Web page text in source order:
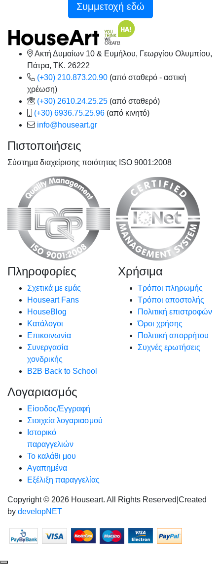
Συμμετοχή εδώ
Ακτή Δυμαίων 10 & Ευμήλου, Γεωργίου Ολυμπίου,
Πάτρα, TK. 26222
(+30) 210.873.20.90 (από σταθερό - αστική
χρέωση)
(+30) 2610.24.25.25 (από σταθερό)
(+30) 6936.75.25.96 (από κινητό)
info@houseart.gr
Πιστοποιήσεις
Σύστημα διαχείρισης ποιότητας ISO 9001:2008
Πληροφορίες
Σχετικά με εμάς
Houseart Fans
HouseBlog
Κατάλογοι
Επικοινωνία
Συνεργασία
χονδρικής
B2B Back to School
Χρήσιμα
Τρόποι πληρωμής
Τρόποι αποστολής
Πολιτική επιστροφών
Όροι χρήσης
Πολιτική απορρήτου
Συχνές ερωτήσεις
Λογαριασμός
Είσοδος/Εγγραφή
Στοιχεία λογαριασμού
Ιστορικό
παραγγελιών
Το καλάθι μου
Αγαπημένα
Εξέλιξη παραγγελίας
Copyright © 2026 Houseart. All Rights Reserved Created
by developNET